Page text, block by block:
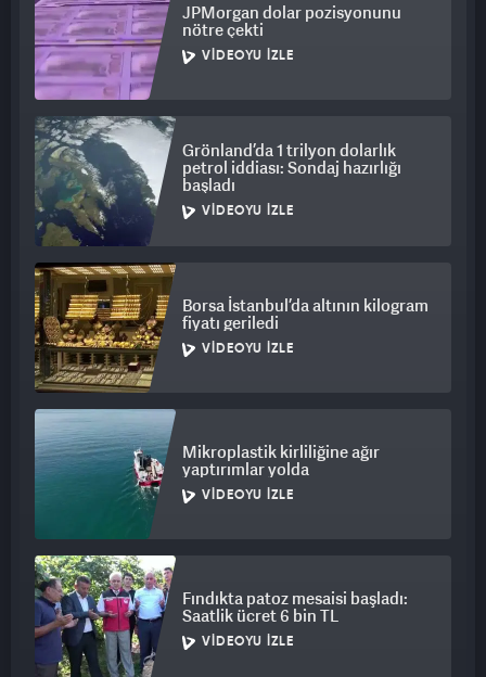
JPMorgan dolar pozisyonunu
nötre çekti
VIDEOYU İZLE
Grönland’da 1 trilyon dolarlık
petrol iddiası: Sondaj hazırlığı
başladı
VIDEOYU İZLE
Borsa İstanbul’da altının kilogram
fiyatı geriledi
VIDEOYU İZLE
Mikroplastik kirliliğine ağır
yaptırımlar yolda
VIDEOYU İZLE
Fındıkta patoz mesaisi başladı:
Saatlik ücret 6 bin TL
VIDEOYU İZLE